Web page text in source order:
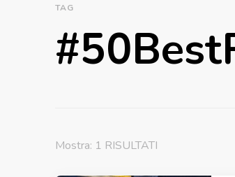
TAG
Mostra: 1 RISULTATI